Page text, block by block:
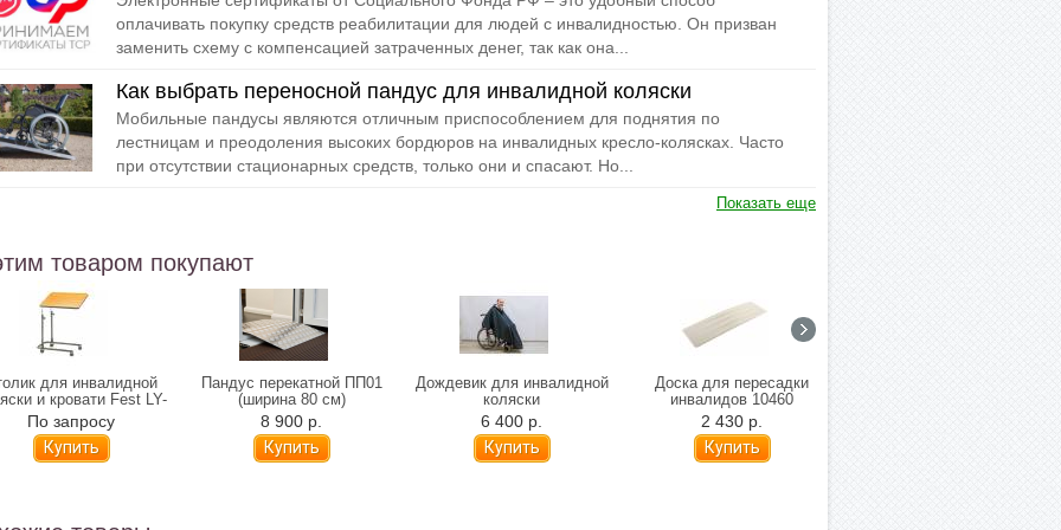
оплачивать покупку средств реабилитации для людей с инвалидностью. Он призван
заменить схему с компенсацией затраченных денег, так как она...
Как выбрать переносной пандус для инвалидной коляски
Мобильные пандусы являются отличным приспособлением для поднятия по
лестницам и преодоления высоких бордюров на инвалидных кресло-колясках. Часто
при отсутствии стационарных средств, только они и спасают. Но...
Показать еще
товаром покупают
для инвалидной
и кровати Fest LY-
600-119
По запросу
Пандус перекатной ПП01
(ширина 80 см)
8 900 р.
Дождевик для инвалидной
коляски
6 400 р.
Доска для пересадки
инвалидов 10460
2 430 р.